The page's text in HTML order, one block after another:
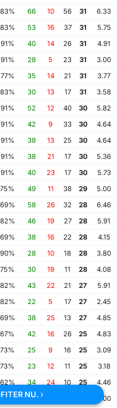
83% 66 10 56 31
6.33
83% 53 16 37 31
5.75
91% 40 14 26 31
4.91
91% 28 5 23 31
3.00
77% 35 14 21 31
3.77
83% 30 13 17 31
3.58
91% 52 12 40 30
5.82
91% 42 9 33 30
4.64
91% 38 13 25 30
4.64
91% 38 21 17 30
5.36
91% 40 23 17 30
5.73
75% 49 11 38 29
5.00
69% 58 26 32 28
6.46
82% 46 19 27 28
5.91
69% 38 16 22 28
4.15
90% 28 10 18 28
3.80
75% 30 19 11 28
4.08
82% 43 22 21 27
5.91
82% 22 5 17 27
2.45
69% 38 25 13 27
4.85
III
67% 42 16 26 25
4.83
73% 25 9 16 25
3.09
73% 23 12 11 25
3.18
62% 34 24 10 25
4.46
73% 32 5.00
NU.